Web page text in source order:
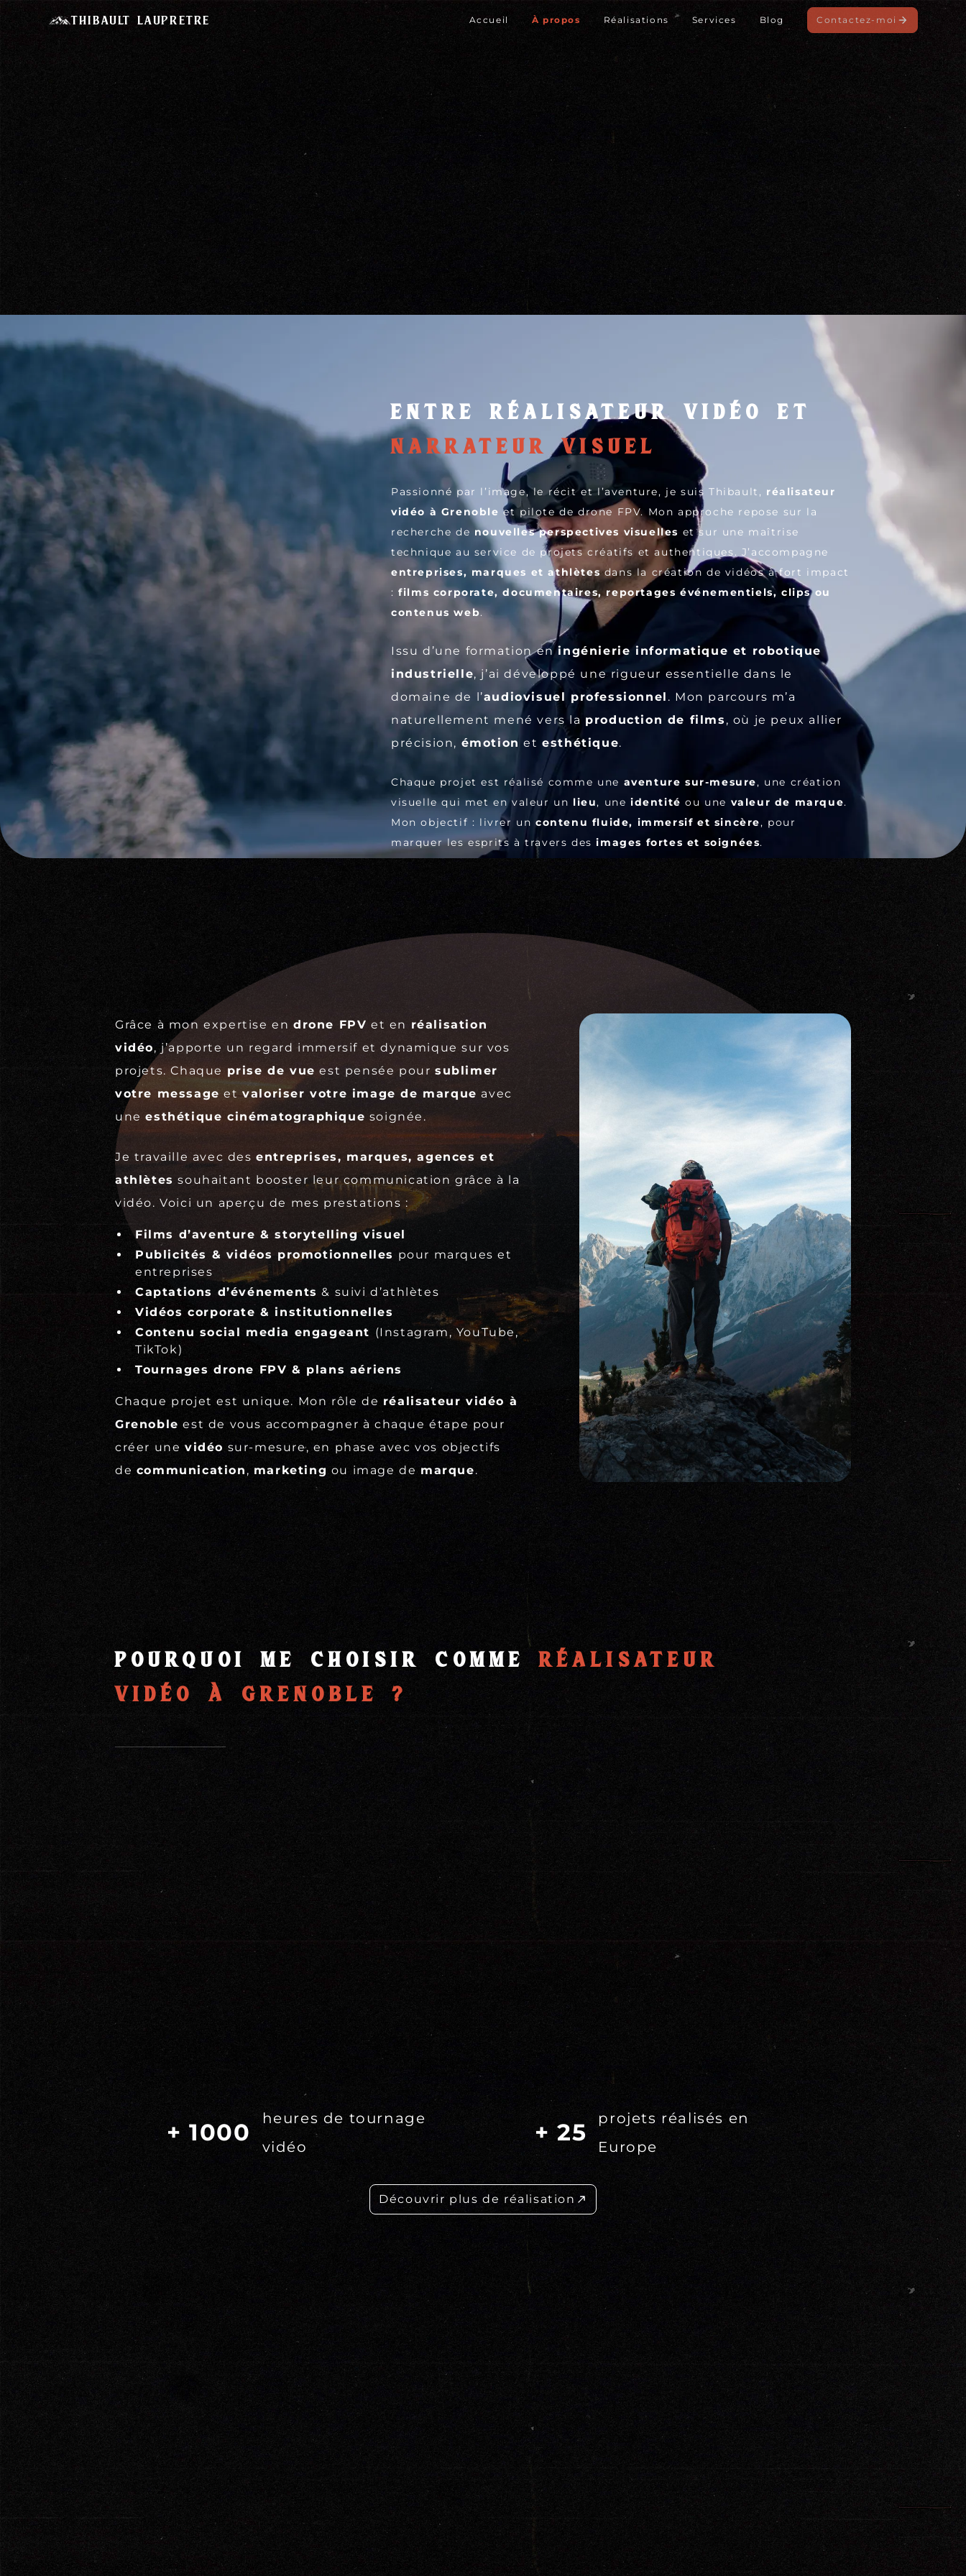
Thibault Laupretre Accueil À propos Réalisations Services Blog Contactez-moi
Thibault Laupretre,
Réalisateur vidéo basé à
Grenoble
Entre réalisateur vidéo et
narrateur visuel
Passionné par l’image, le récit et l’aventure, je suis Thibault, réalisateur
vidéo à Grenoble et pilote de drone FPV. Mon approche repose sur la
recherche de nouvelles perspectives visuelles et sur une maîtrise
technique au service de projets créatifs et authentiques. J’accompagne
entreprises, marques et athlètesdans la création de vidéos à fort impact
:films corporate, documentaires, reportages événementiels, clips ou
contenus web.
Issu d’une formation eningénierie informatique et robotique
industrielle, j’ai développé une rigueur essentielle dans le
domaine de l’audiovisuel professionnel . Mon parcours m’a
naturellement mené vers la production de films , où je peux allier
précision, émotion etesthétique.
Chaque projet est réalisé comme une aventure sur-mesure, une création
visuelle qui met en valeur un lieu, uneidentité ou une valeur de marque.
Mon objectif : livrer uncontenu fluide, immersif et sincère, pour
marquer les esprits à travers desimages fortes et soignées.
Grâce à mon expertise en drone FPV et en réalisation
vidéo, j’apporte un regard immersif et dynamique sur vos
projets. Chaque prise de vue est pensée poursublimer
votre message etvaloriser votre image de marque avec
uneesthétique cinématographique soignée.
Je travaille avec desentreprises, marques, agences et
athlètes souhaitant booster leur communication grâce à la
vidéo. Voici un aperçu de mes prestations :
Films d’aventure & storytelling visuel
Publicités & vidéos promotionnelles pour marques et
entreprises
Captations d’événements & suivi d’athlètes
Vidéos corporate & institutionnelles
Contenu social media engageant (Instagram, YouTube,
TikTok)
Tournages drone FPV & plans aériens
Chaque projet est unique. Mon rôle de réalisateur vidéo à
Grenoble est de vous accompagner à chaque étape pour
créer une vidéo sur-mesure, en phase avec vos objectifs
de communication , marketing ou image de marque.
Pourquoi me choisir comme réalisateur
vidéo à grenoble ?
+ 1000
heures de tournage
vidéo
+ 25
projets réalisés en
Europe
Découvrir plus de réalisation